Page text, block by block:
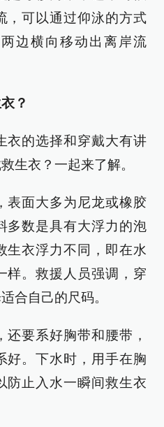
，可以通过仰泳的方式
边横向移动出离岸流
？
衣的选择和穿戴大有讲
生衣？一起来了解。
表面大多为尼龙或橡胶
多数是具有大浮力的泡
生衣浮力不同，即在水
样。救援人员强调，穿
合自己的尺码。
要系好胸带和腰带，
好。下水时，用手在胸
防止入水一瞬间救生衣